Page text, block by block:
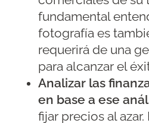
fundamental
fotografía es
requerirá de una
para alcanzar el
Analizar las
en base a ese
fijar precios al azar.